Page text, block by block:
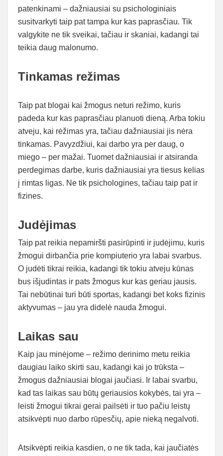
patenkinami – dažniausiai su psichologiniais
susitvarkyti taip pat tampa kur kas paprasčiau. Tik
valgykite ne tik sveikai, tačiau ir skaniai, kadangi tai
teikia daug malonumo.
Tinkamas režimas
Taip pat blogai kai žmogus neturi režimo, kuris
padeda kur kas paprasčiau planuoti dieną. Arba tokiu
atveju, kai rėžimas yra, tačiau dažniausiai jis nėra
tinkamas. Pavyzdžiui, kai darbo yra per daug, o
miego – per mažai. Tuomet dažniausiai ir atsiranda
perdegimas darbe, kuris dažniausiai yra tiesus kelias
į rimtas ligas. Ne tik psichologines, tačiau taip pat ir
fizines.
Judėjimas
Taip pat reikia nepamiršti pasirūpinti ir judėjimu, kuris
žmogui dirbančia prie kompiuterio yra labai svarbus.
O judėti tikrai reikia, kadangi tik tokiu atveju kūnas
bus išjudintas ir pats žmogus kur kas geriau jausis.
Tai nebūtinai turi būti sportas, kadangi bet koks fizinis
aktyvumas – jau yra didelė nauda žmogui.
Laikas sau
Kaip jau minėjome – režimo derinimo metu reikia
daugiau laiko skirti sau, kadangi kai jo trūksta –
žmogus dažniausiai blogai jaučiasi. Ir labai svarbu,
kad tas laikas sau būtų geriausios kokybės, tai yra –
leisti žmogui tikrai gerai pailsėti ir tuo pačiu leistų
atsikvėpti nuo darbo rūpesčių, apie nieką negalvoti.
Atsikvėpti reikia kasdien, o ne tik tada, kai jaučiatės